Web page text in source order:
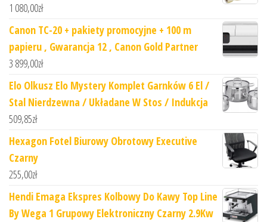
1 080,00zł
Canon TC-20 + pakiety promocyjne + 100 m
papieru , Gwarancja 12 , Canon Gold Partner
3 899,00zł
Elo Olkusz Elo Mystery Komplet Garnków 6 El /
Stal Nierdzewna / Układane W Stos / Indukcja
509,85zł
Hexagon Fotel Biurowy Obrotowy Executive
Czarny
255,00zł
Hendi Emaga Ekspres Kolbowy Do Kawy Top Line
By Wega 1 Grupowy Elektroniczny Czarny 2.9Kw